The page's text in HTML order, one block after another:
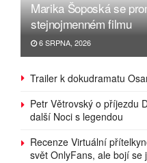
Marika Šoposká se
stejnojmenném filmu
6 SRPNA, 2026
Trailer k dokudramatu
Petr Větrovský o příjezdu
další Noci s legendou
Recenze Virtuální
svět OnlyFans, ale bojí se